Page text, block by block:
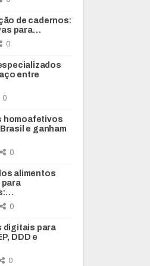
de cadernos:
para…
0
entre
0
homoafetivos
e ganham
0
alimentos
para
0
digitais para
DDD e
0